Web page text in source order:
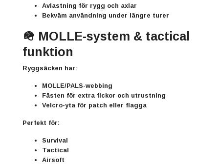
Avlastning för rygg och axlar
Bekväm användning under längre turer
🪖 MOLLE-system & tactical
funktion
Ryggsäcken har:
MOLLE/PALS-webbing
Fästen för extra fickor och utrustning
Velcro-yta för patch eller flagga
Perfekt för:
Survival
Tactical
Airsoft